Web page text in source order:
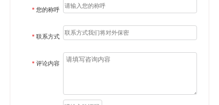
* 您的称呼
* 联系方式
* 评论内容